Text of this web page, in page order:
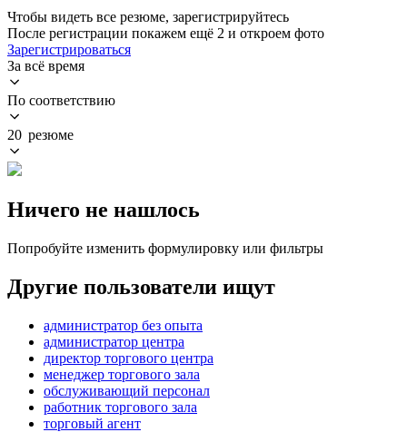
Чтобы видеть все резюме, зарегистрируйтесь
После регистрации покажем ещё 2 и откроем фото
Зарегистрироваться
За всё время
По соответствию
20 резюме
Ничего не нашлось
Попробуйте изменить формулировку или фильтры
Другие пользователи ищут
администратор без опыта
администратор центра
директор торгового центра
менеджер торгового зала
обслуживающий персонал
работник торгового зала
торговый агент